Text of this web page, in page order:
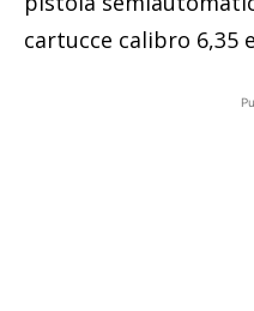
cartucce calibro 6,35